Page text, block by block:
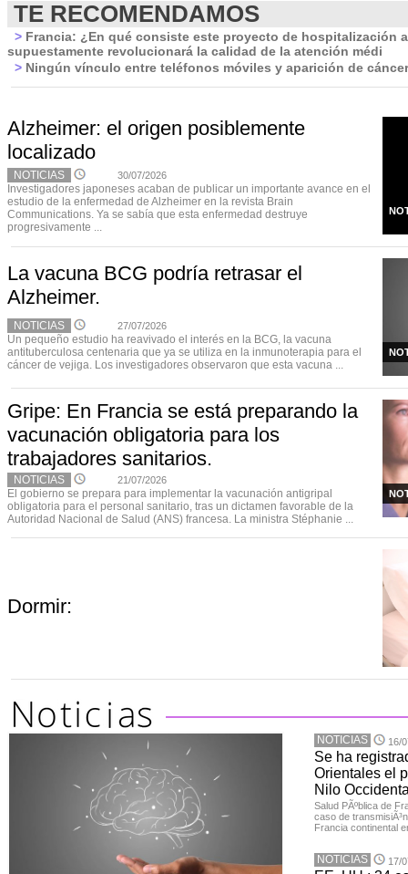
TE RECOMENDAMOS
> Francia: ¿En qué consiste este proyecto de hospitalización
supuestamente revolucionará la calidad de la atención médi
> Ningún vínculo entre teléfonos móviles y aparición de
Alzheimer: el origen posiblemente
localizado
NOTICIAS 30/07/2026
Investigadores japoneses acaban de publicar un importante avance en el
estudio de la enfermedad de Alzheimer en la revista Brain
Communications. Ya se sabía que esta enfermedad destruye
progresivamente ...
La vacuna BCG podría retrasar el
Alzheimer.
NOTICIAS 27/07/2026
Un pequeño estudio ha reavivado el interés en la BCG, la vacuna
antituberculosa centenaria que ya se utiliza en la inmunoterapia para el
cáncer de vejiga. Los investigadores observaron que esta vacuna ...
Gripe: En Francia se está preparando la
vacunación obligatoria para los
trabajadores sanitarios.
NOTICIAS 21/07/2026
El gobierno se prepara para implementar la vacunación antigripal
obligatoria para el personal sanitario, tras un dictamen favorable de la
Autoridad Nacional de Salud (ANS) francesa. La ministra Stéphanie ...
Dormir:
NOTICIAS 16/
Se ha
Orientales el
Nilo
Salud PÃºblica de
caso de
Francia continental
NOTICIAS 17/